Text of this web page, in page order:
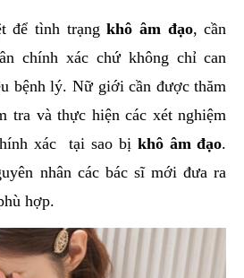
để tình trạngkhô âm đạo, cần
chính xác chứ không chỉ can
bệnh lý. Nữ giới cần được thăm
tra và thực hiện các xét nghiệm
xác tại sao bị khô âm đạo.
nhân các bác sĩ mới đưa ra
hợp.